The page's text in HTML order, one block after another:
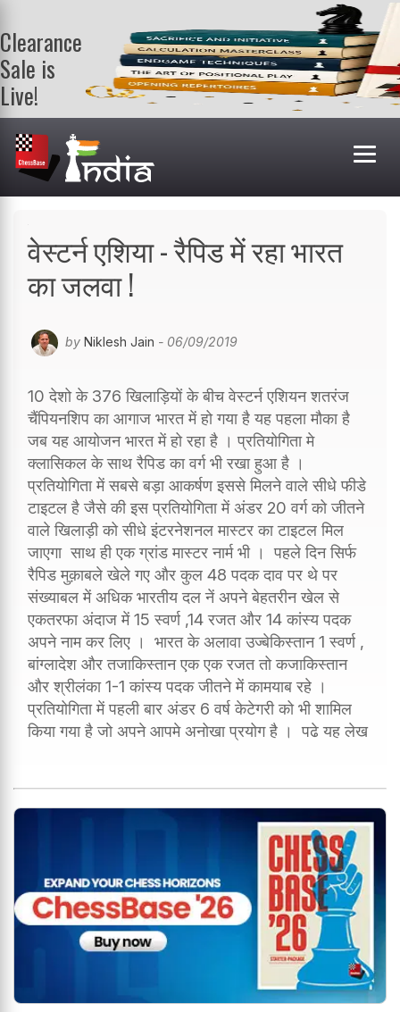
Clearance
Sale is
Live!
Get a FREE
book on
purchasing 2
or more
books. Valid
वेस्टर्न एशिया - रैपिड में रहा भारत
का जलवा !
by Niklesh Jain - 06/09/2019
10 देशो के 376 खिलाड़ियों के बीच वेस्टर्न एशियन शतरंज
चैंपियनशिप का आगाज भारत में हो गया है यह पहला मौका है
जब यह आयोजन भारत में हो रहा है । प्रतियोगिता मे
क्लासिकल के साथ रैपिड का वर्ग भी रखा हुआ है ।
प्रतियोगिता में सबसे बड़ा आकर्षण इससे मिलने वाले सीधे फीडे
टाइटल है जैसे की इस प्रतियोगिता में अंडर 20 वर्ग को जीतने
वाले खिलाड़ी को सीधे इंटरनेशनल मास्टर का टाइटल मिल
जाएगा साथ ही एक ग्रांड मास्टर नार्म भी । पहले दिन सिर्फ
रैपिड मुक़ाबले खेले गए और कुल 48 पदक दाव पर थे पर
संख्याबल में अधिक भारतीय दल नें अपने बेहतरीन खेल से
एकतरफा अंदाज में 15 स्वर्ण ,14 रजत और 14 कांस्य पदक
अपने नाम कर लिए । भारत के अलावा उज्बेकिस्तान 1 स्वर्ण ,
बांग्लादेश और तजाकिस्तान एक एक रजत तो कजाकिस्तान
और श्रीलंका 1-1 कांस्य पदक जीतने में कामयाब रहे ।
प्रतियोगिता में पहली बार अंडर 6 वर्ष केटेगरी को भी शामिल
किया गया है जो अपने आपमे अनोखा प्रयोग है । पढे यह लेख